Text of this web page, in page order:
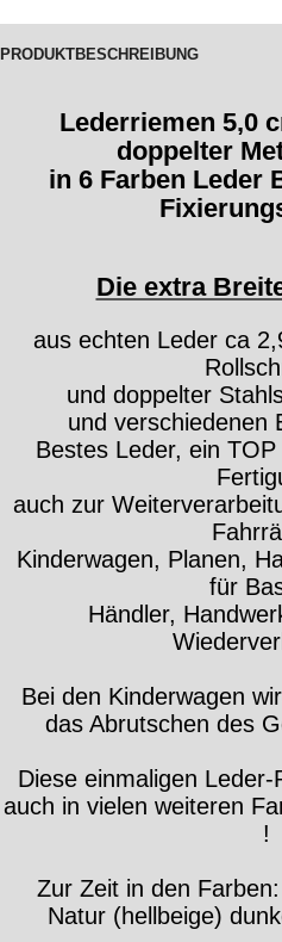
PRODUKTBESCHREIBUNG
Lederriemen 5,0
doppelter
in 6 Farben Leder
Die extra
aus echten Leder ca
und doppelter
und verschiedenen
Bestes Leder, ein
auch zur
Kinderwagen, Planen,
für
Händler,
Bei den Kinderwagen
das Abrutschen des
Diese einmaligen
auch in vielen weiteren
!
Zur Zeit in den
Natur (hellbeige)